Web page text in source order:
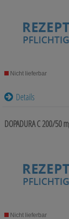
Nicht lieferbar
Details
DOPADURA C 200/50
Nicht lieferbar